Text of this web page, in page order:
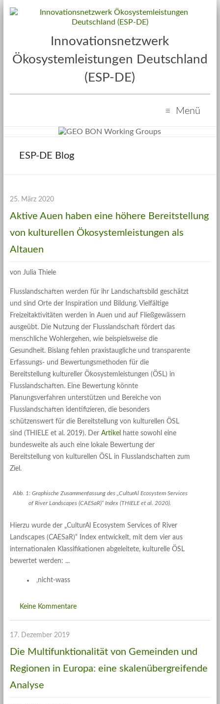
Innovationsnetzwerk
Ökosystemleistungen Deutschland
(ESP-DE)
Menü
ESP-DE Blog
25. März 2020
Aktive Auen haben eine höhere Bereitstellung
von kulturellen Ökosystemleistungen als
Altauen
von Julia Thiele
Flusslandschaften werden für ihr Landschaftsbild geschätzt
und sind Orte der Inspiration und Bildung. Vielfältige
Freizeitaktivitäten werden in Auen und auf Fließgewässern
ausgeübt. Die Nutzung der Flusslandschaft fördert das
menschliche Wohlergehen, wie beispielsweise die
Gesundheit. Bislang fehlen praxistaugliche und transparente
Erfassungs- und Bewertungsmethoden für die
Bereitstellung kultureller Ökosystemleistungen (ÖSL) in
Flusslandschaften. Eine Bewertung könnte
Planungsverfahren unterstützen und Bereiche von
Flusslandschaften identifizieren, die besonders
schützenswert für die Bereitstellung von kulturellen ÖSL
sind (THIELE et al. 2019). Der Artikel
hatte sowohl eine
bundesweite als auch eine lokale Bewertung der
Bereitstellung von kulturellen ÖSL in Flusslandschaften zum
Ziel.
Abb. 1: Graphische Zusammenfassung des „CulturAl Ecosystem Services
of River Landscapes (CAESaR)“ Index (THIELE et al. 2020).
Hierzu wurde der „CulturAl Ecosystem Services of River
Landscapes (CAESaR)“ Index entwickelt, mit dem vier aus
internationalen Klassifikationen abgeleitete, kulturelle ÖSL
bewertet werden:
‚nicht-wass
Keine Kommentare
17. Dezember 2019
Die Multifunktionalität von Gemeinden und
Regionen in Europa: eine skalenübergreifende
Analyse